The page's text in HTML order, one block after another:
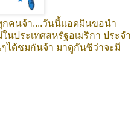
กคนจ้า....วันนี้แอดมินขอนำ
นประเทศสหรัฐอเมริกา ประจำ
ได้ชมกันจ้า มาดูกันซิว่าจะมี